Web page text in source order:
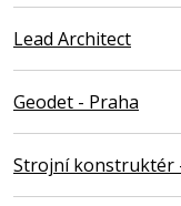
Lead Architect
Geodet - Praha
Strojní konstruktér